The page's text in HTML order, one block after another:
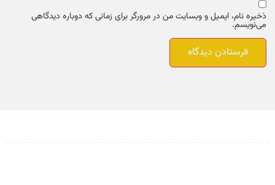
ذخیره نام، ایمیل و وبسایت من در مرورگر برای زمانی که دوباره دیدگاهی
می‌نویسم.